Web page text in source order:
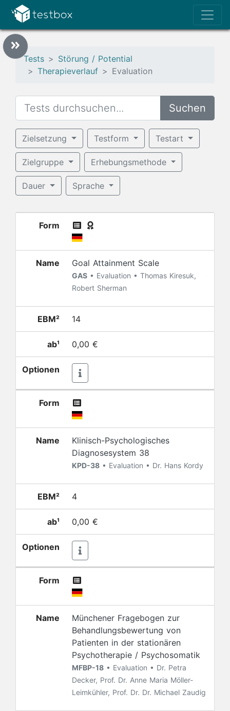
Tests
Störung / Potential
Therapieverlauf
Evaluation
Suchen
Zielsetzung Testform Testart
Zielgruppe Erhebungsmethode
Dauer Sprache
Form
Name Goal Attainment Scale
GAS • Evaluation • Thomas Kiresuk,
Robert Sherman
EBM² 14
ab¹ 0,00 €
Optionen
Form
Name
Klinisch-Psychologisches
Diagnosesystem 38
KPD-38 • Evaluation • Dr. Hans Kordy
EBM² 4
ab¹ 0,00 €
Optionen
Form
Name
Münchener Fragebogen zur
Behandlungsbewertung von
Patienten in der stationären
Psychotherapie / Psychosomatik
MFBP-18 • Evaluation • Dr. Petra
Decker, Prof. Dr. Anne Maria Möller-
Leimkühler, Prof. Dr. Dr. Michael Zaudig